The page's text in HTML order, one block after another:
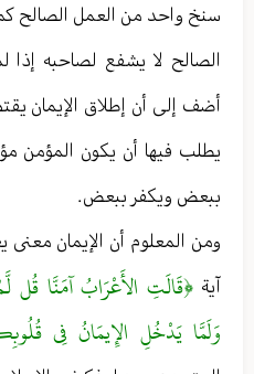
سنخ واحد من العمل الصالح
الصالح لا يشفع لصاحبه إذا
أضف إلى أن إطلاق الإيمان
يطلب فيها أن يكون المؤمن
ببعض ويكفر ببعض .
ومن المعلوم أن الإيمان معنى
آية ﴿قَالَتِ الأَعْرَابُ آمَنَّا قُل
وَلَمَّا يَدْخُلِ الإِيمَانُ فِي